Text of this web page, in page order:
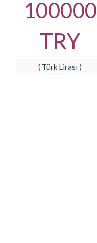
100000
TRY
( Türk Lirası )